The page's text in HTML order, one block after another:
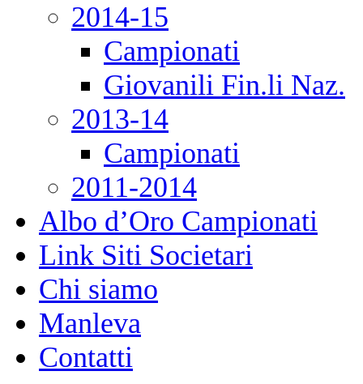
2014-15
Campionati
Giovanili Fin.li Naz.
2013-14
Campionati
2011-2014
Albo d’Oro Campionati
Link Siti Societari
Chi siamo
Manleva
Contatti